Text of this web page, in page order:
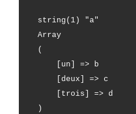
string(1) "a"
Array
(
    [un] => b
    [deux] => c
    [trois] => d
)